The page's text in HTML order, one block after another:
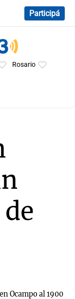
Participá
Rosario
Ocampo al 1900